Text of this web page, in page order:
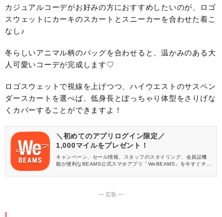
カジュアルコーデがお好みの方におすすめしたいのが、ロゴ
スウェットにカーキのスカートとスニーカーを合わせた着こ
なし♪
冬らしいアニマル柄のバッグを合わせると、温かみのある大
人可愛いコーデが完成します♡
ロゴスウェットで視線を上げつつ、ハイウエストのサスペン
ダースカートを選べば、低身長とぽっちゃり体型をさりげな
くカバーすることができますよ！
＼初めてのアプリログイン限定／
1,000マイルをプレゼント！
キャンペーン、セール情報、スタッフのスタイリング、会員証機
能が便利なBEAMS公式スマホアプリ「WeBEAMS」を今すぐチェ
― 広告 ―